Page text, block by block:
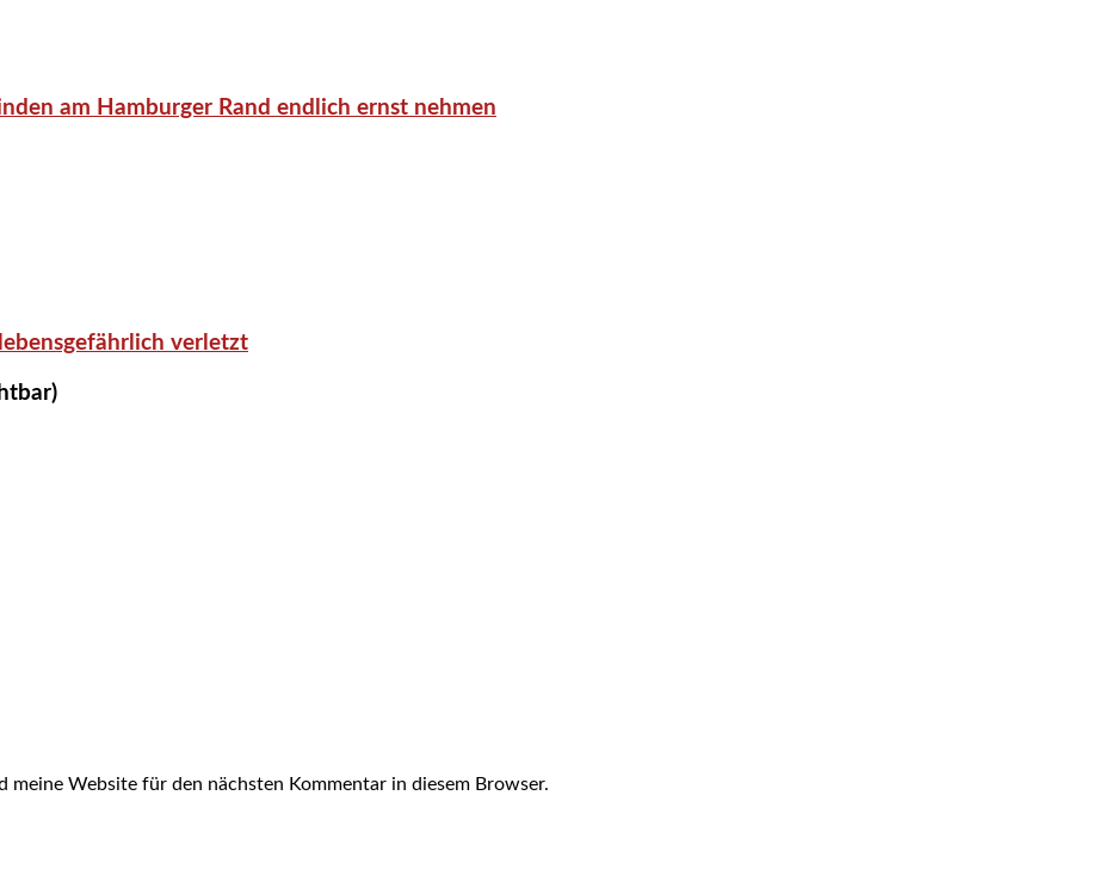
am Hamburger Rand endlich ernst nehmen
verletzt
meine Website für den nächsten Kommentar in diesem Browser.